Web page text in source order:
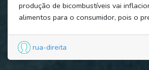
produção de bicombustíveis vai
alimentos para o consumidor, pois o
rua-direita